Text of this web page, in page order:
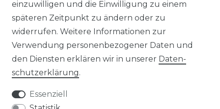
FAQ
BLOG
Versandoptionen:
einzuwilligen und die Einwilligung zu einem
späteren Zeitpunkt zu ändern oder zu
widerrufen. Weitere Informationen zur
Verwendung personenbezogener Daten und
den Diensten erklären wir in unserer Daten­
schutz­erklärung.
Essenziell